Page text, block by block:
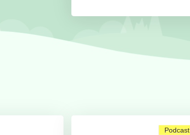
Podcast